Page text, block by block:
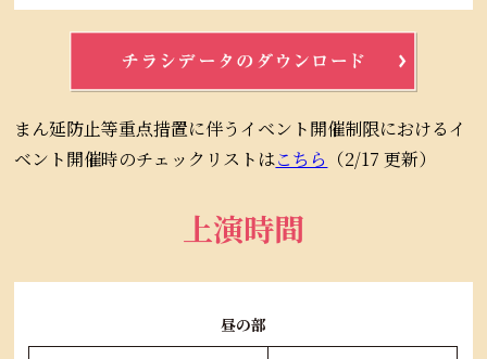
まん延防止等重点措置に伴うイベント開催制限におけるイ
ベント開催時のチェックリストはこちら （2/17 更新）
上演時間
昼の部